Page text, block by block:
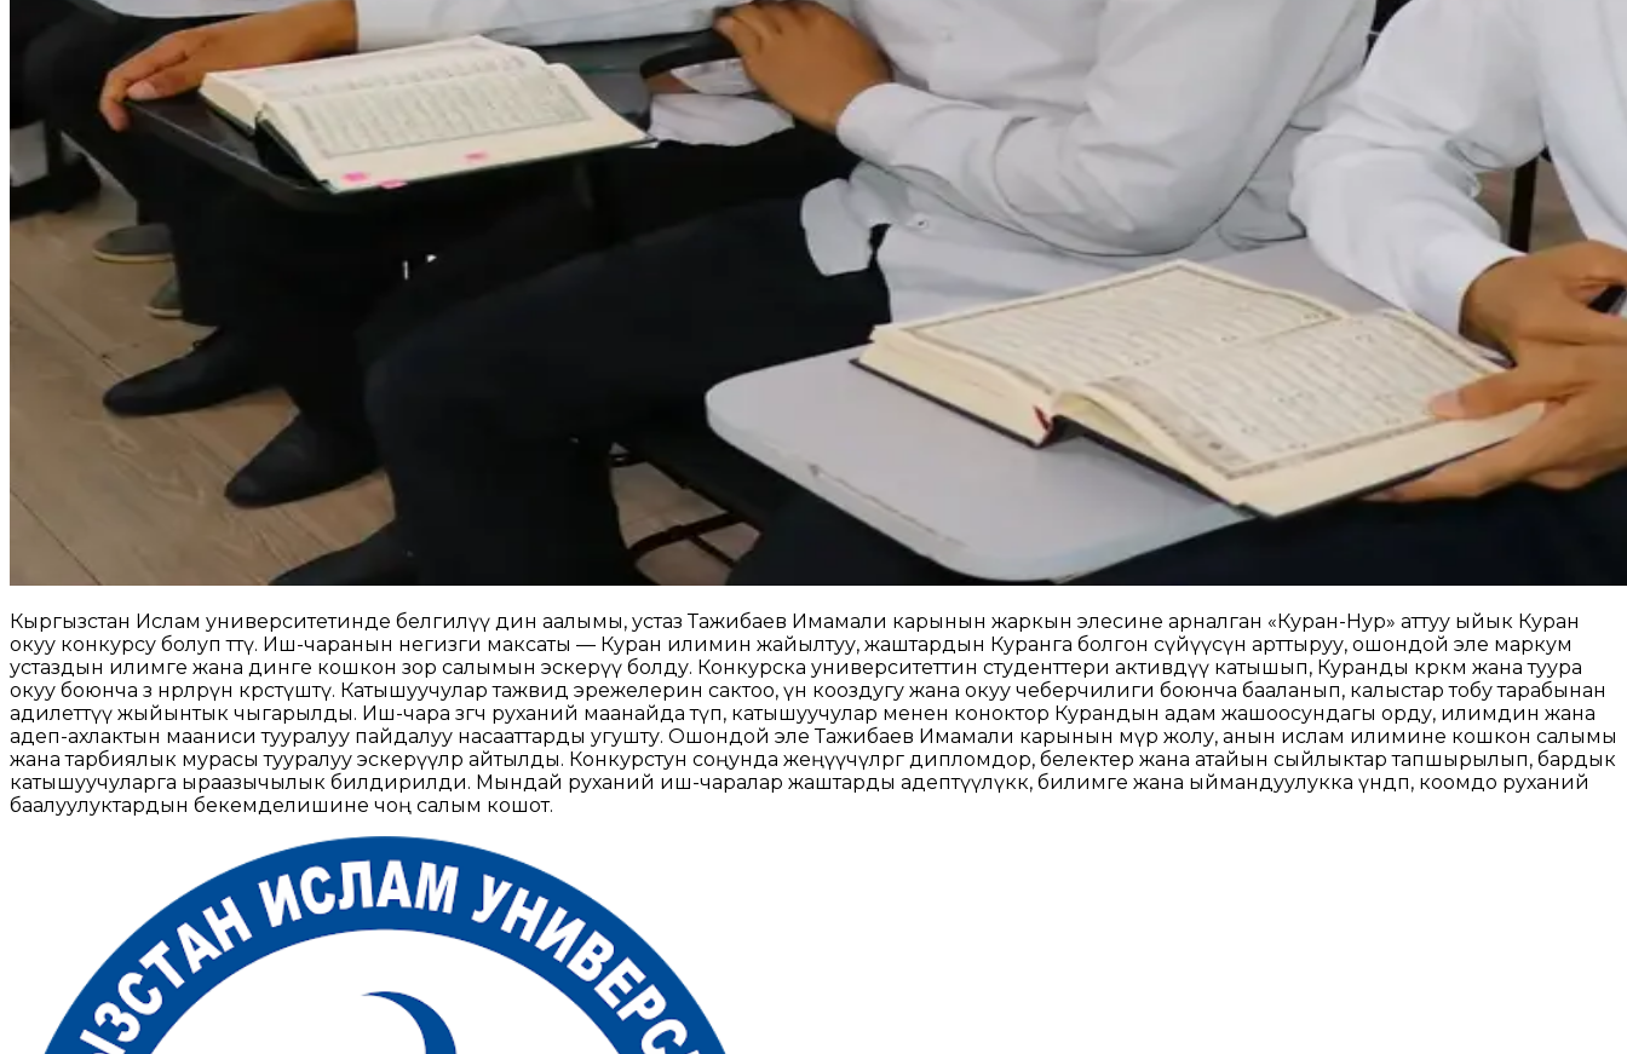
Кыргызстан Ислам университетинде белгилүү дин аалымы, устаз Тажибаев Имамали карынын жаркын элесине арналган «Куран-Нур» аттуу ыйык Куран
окуу конкурсу болуп өттү. Иш-чаранын негизги максаты — Куран илимин жайылтуу, жаштардын Куранга болгон сүйүүсүн арттыруу, ошондой эле маркум
устаздын илимге жана динге кошкон зор салымын эскерүү болду. Конкурска университеттин студенттери активдүү катышып, Куранды көркөм жана туура
окуу боюнча өз өнөрлөрүн көрсөтүштү. Катышуучулар тажвид эрежелерин сактоо, үн кооздугу жана окуу чеберчилиги боюнча бааланып, калыстар тобу тарабынан
адилеттүү жыйынтык чыгарылды. Иш-чара өзгөчө руханий маанайда өтүп, катышуучулар менен коноктор Курандын адам жашоосундагы орду, илимдин жана
адеп-ахлактын мааниси тууралуу пайдалуу насааттарды угушту. Ошондой эле Тажибаев Имамали карынын өмүр жолу, анын ислам илимине кошкон салымы
жана тарбиялык мурасы тууралуу эскерүүлөр айтылды. Конкурстун соңунда жеңүүчүлөргө дипломдор, белектер жана атайын сыйлыктар тапшырылып, бардык
катышуучуларга ыраазычылык билдирилди. Мындай руханий иш-чаралар жаштарды адептүүлүккө, билимге жана ыймандуулукка үндөп, коомдо руханий
баалуулуктардын бекемделишине чоң салым кошот.